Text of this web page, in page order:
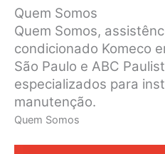
Quem Somos
Quem Somos,
condicionado Komeco
São Paulo e ABC
especializados para
manutenção.
Quem Somos